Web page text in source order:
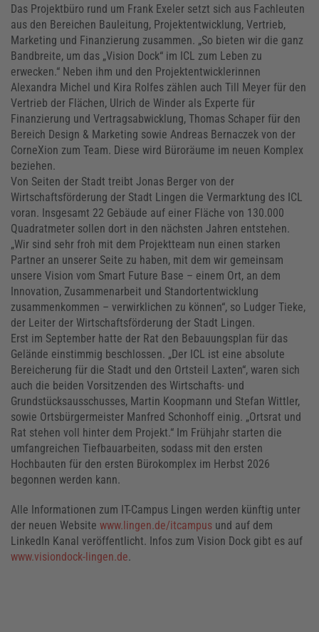
Das Projektbüro rund um Frank Exeler setzt sich aus Fachleuten
aus den Bereichen Bauleitung, Projektentwicklung, Vertrieb,
Marketing und Finanzierung zusammen. „So bieten wir die ganz
Bandbreite, um das „Vision Dock“ im ICL zum Leben zu
erwecken.“ Neben ihm und den Projektentwicklerinnen
Alexandra Michel und Kira Rolfes zählen auch Till Meyer für den
Vertrieb der Flächen, Ulrich de Winder als Experte für
Finanzierung und Vertragsabwicklung, Thomas Schaper für den
Bereich Design & Marketing sowie Andreas Bernaczek von der
CorneXion zum Team. Diese wird Büroräume im neuen Komplex
beziehen.
Von Seiten der Stadt treibt Jonas Berger von der
Wirtschaftsförderung der Stadt Lingen die Vermarktung des ICL
voran. Insgesamt 22 Gebäude auf einer Fläche von 130.000
Quadratmeter sollen dort in den nächsten Jahren entstehen.
„Wir sind sehr froh mit dem Projektteam nun einen starken
Partner an unserer Seite zu haben, mit dem wir gemeinsam
unsere Vision vom Smart Future Base – einem Ort, an dem
Innovation, Zusammenarbeit und Standortentwicklung
zusammenkommen – verwirklichen zu können“, so Ludger Tieke,
der Leiter der Wirtschaftsförderung der Stadt Lingen.
Erst im September hatte der Rat den Bebauungsplan für das
Gelände einstimmig beschlossen. „Der ICL ist eine absolute
Bereicherung für die Stadt und den Ortsteil Laxten“, waren sich
auch die beiden Vorsitzenden des Wirtschafts- und
Grundstücksausschusses, Martin Koopmann und Stefan Wittler,
sowie Ortsbürgermeister Manfred Schonhoff einig. „Ortsrat und
Rat stehen voll hinter dem Projekt.“ Im Frühjahr starten die
umfangreichen Tiefbauarbeiten, sodass mit den ersten
Hochbauten für den ersten Bürokomplex im Herbst 2026
begonnen werden kann.
Alle Informationen zum IT-Campus Lingen werden künftig unter
der neuen Website www.lingen.de/itcampus und auf dem
LinkedIn Kanal veröffentlicht. Infos zum Vision Dock gibt es auf
www.visiondock-lingen.de.